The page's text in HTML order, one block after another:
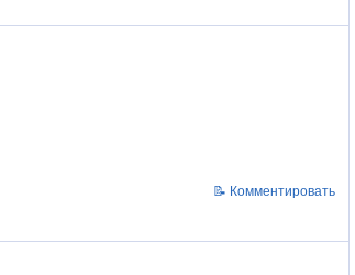
📝 Комментировать